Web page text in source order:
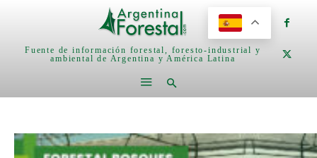
Fuente de información forestal, foresto-industrial y
ambiental de Argentina y América Latina